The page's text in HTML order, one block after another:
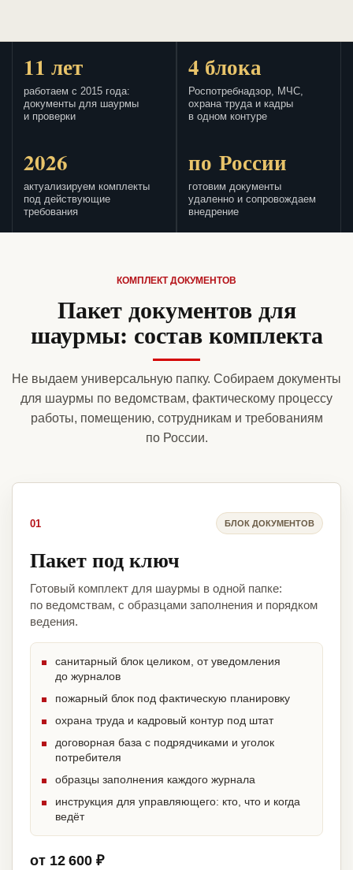
11 лет
работаем с 2015 года:
документы для шаурмы
и проверки
4 блока
Роспотребнадзор, МЧС,
охрана труда и кадры
в одном контуре
2026
актуализируем комплекты
под действующие
требования
по России
готовим документы
удаленно и сопровождаем
внедрение
КОМПЛЕКТ ДОКУМЕНТОВ
Пакет документов для
шаурмы: состав комплекта
Не выдаем универсальную папку. Собираем документы
для шаурмы по ведомствам, фактическому процессу
работы, помещению, сотрудникам и требованиям
по России.
01 БЛОК ДОКУМЕНТОВ
Пакет под ключ
Готовый комплект для шаурмы в одной папке:
по ведомствам, с образцами заполнения и порядком
ведения.
санитарный блок целиком, от уведомления
до журналов
пожарный блок под фактическую планировку
охрана труда и кадровый контур под штат
договорная база с подрядчиками и уголок
потребителя
образцы заполнения каждого журнала
инструкция для управляющего: кто, что и когда
ведёт
от 12 600 ₽